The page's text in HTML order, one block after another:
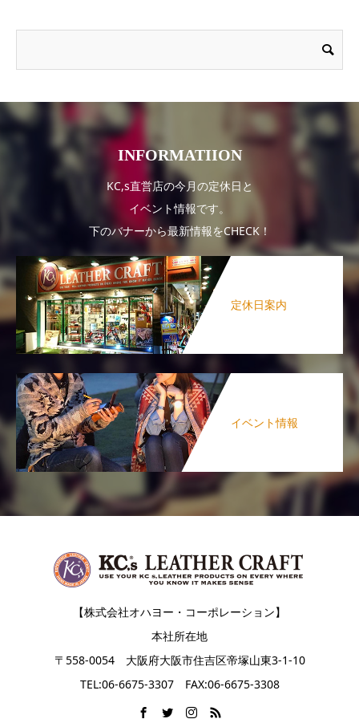
INFORMATIION
KC,s直営店の今月の定休日と
イベント情報です。
下のバナーから最新情報をCHECK！
定休日案内
イベント情報
【株式会社オハヨー・コーポレーション】
本社所在地
〒558-0054 大阪府大阪市住吉区帝塚山東3-1-10
TEL:06-6675-3307 FAX:06-6675-3308